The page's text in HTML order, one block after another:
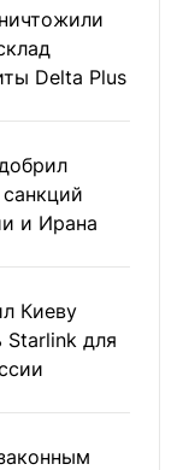
Delta Plus
и Ирана
Киеву
Starlink для